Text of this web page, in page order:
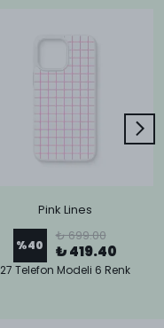
Pink Lines
%40
₺ 699.00
₺ 419.40
27 Telefon Modeli 6 Renk